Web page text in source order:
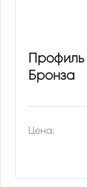
Профиль
Бронза
Цена: